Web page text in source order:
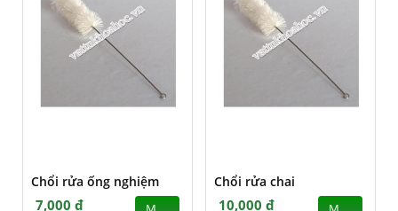
Chổi rửa ống nghiệm
7,000 đ
Chổi rửa chai
10,000 đ